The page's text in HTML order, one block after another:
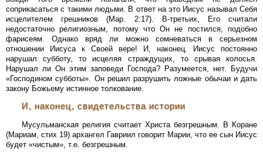
соприкасаться с такими людьми. В ответ на это Иисус называл Себя
исцелителем грешников (Map. 2:17). В-третьих, Его считали
недостаточно религиозным, потому что Он не постился, подобно
фарисеям. Однако вряд ли можно сомневаться в серьезном
отношении Иисуса к Своей вере! И, наконец. Иисус постоянно
нарушал субботу, то исцеляя страждущих, то срывая колосья.
Нарушал ли Он этим заповеди Господа? Разумеется, нет. Будучи
«Господином субботы». Он решил разрушить ложные обычаи и дать
закону Божьему истинное толкование.
И, наконец, свидетельства истории
Мусульманская религия считает Христа безгрешным. В Коране
(Мариам, стих 19) архангел Гавриил говорит Марии, что ее сын Иисус
будет «чистым», т.е. безгрешным.